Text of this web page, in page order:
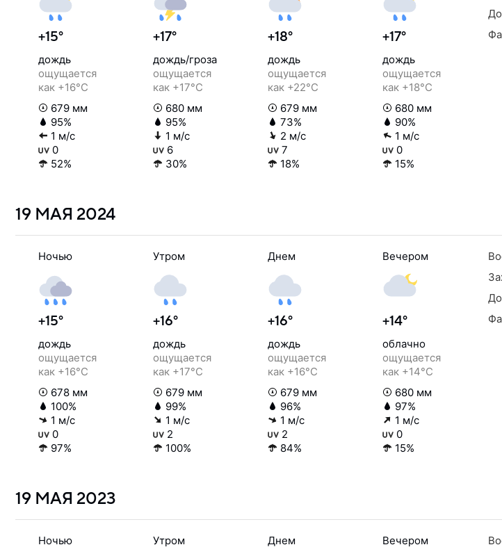
+15°
дождь
ощущается
как +16°C
679 мм
95%
1 м/с
0
52%
+17°
дождь/гроза
ощущается
как +17°C
680 мм
95%
1 м/с
6
30%
+18°
дождь
ощущается
как +22°C
679 мм
73%
2 м/с
7
18%
+17°
дождь
ощущается
как +18°C
680 мм
90%
1 м/с
0
15%
19 МАЯ 2024
Ночью
+15°
дождь
ощущается
как +16°C
678 мм
100%
1 м/с
0
97%
Утром
+16°
дождь
ощущается
как +17°C
679 мм
99%
1 м/с
2
100%
Днем
+16°
дождь
ощущается
как +16°C
679 мм
96%
1 м/с
2
84%
Вечером
+14°
облачно
ощущается
как +14°C
680 мм
97%
1 м/с
0
15%
19 МАЯ 2023
Ночью Утром Днем Вечером